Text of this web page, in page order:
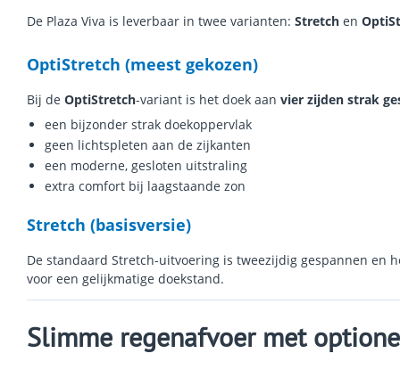
De Plaza Viva is leverbaar in twee varianten: Stretch en
OptiStretch (meest gekozen)
Bij de OptiStretch-variant is het doek aan vier zijden strak
een bijzonder strak doekoppervlak
geen lichtspleten aan de zijkanten
een moderne, gesloten uitstraling
extra comfort bij laagstaande zon
Stretch (basisversie)
De standaard Stretch-uitvoering is tweezijdig gespannen en
voor een gelijkmatige doekstand.
Slimme regenafvoer met